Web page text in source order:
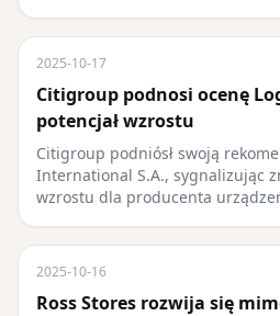
2025-10-17
Citigroup podnosi ocenę
potencjał wzrostu
Citigroup podniósł swoją
International S.A., sygnalizując
wzrostu dla producenta
2025-10-16
Ross Stores rozwija się